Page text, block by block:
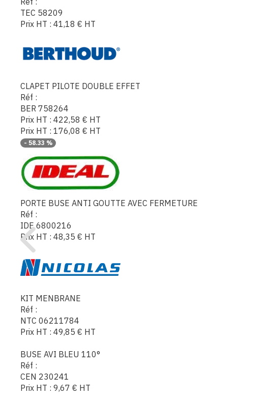
TEC 58209
Prix HT : 41,18 € HT
CLAPET PILOTE DOUBLE EFFET
Réf :
BER 758264
Prix HT : 422,58 € HT
Prix HT : 176,08 € HT
- 58.33 %
PORTE BUSE ANTI GOUTTE AVEC FERMETURE
Réf :
IDE 6800216
Prix HT : 48,35 € HT
KIT MENBRANE
Réf :
NTC 06211784
Prix HT : 49,85 € HT
BUSE AVI BLEU 110°
Réf :
CEN 230241
Prix HT : 9,67 € HT